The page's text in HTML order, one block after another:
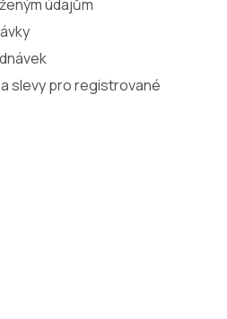
údajům
slevy pro registrované